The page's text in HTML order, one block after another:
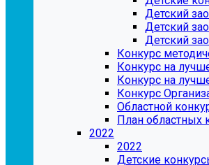
Детский
Детский
Детский
Конкурс
Конкурс на
Конкурс на
Конкурс
Областной
План областных
2022
2022
Детские